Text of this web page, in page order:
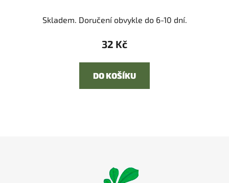
Skladem. Doručení obvykle do 6-10 dní.
32 Kč
DO KOŠÍKU